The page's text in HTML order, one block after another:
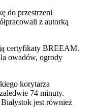
do przestrzeni
z autorką
certyfikaty BREEAM.
owadów, ogrody
korytarza
74 minuty.
jest również